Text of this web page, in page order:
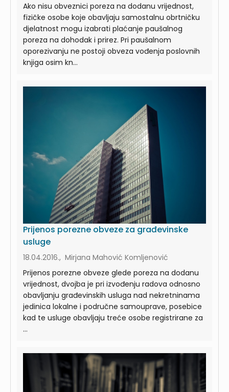
Ako nisu obveznici poreza na dodanu vrijednost,
fizičke osobe koje obavljaju samostalnu obrtničku
djelatnost mogu izabrati plaćanje paušalnog
poreza na dohodak i prirez. Pri paušalnom
oporezivanju ne postoji obveza vođenja poslovnih
knjiga osim kn...
Prijenos porezne obveze za građevinske
usluge
18.04.2016., Mirjana Mahović Komljenović
Prijenos porezne obveze glede poreza na dodanu
vrijednost, dvojba je pri izvođenju radova odnosno
obavljanju građevinskih usluga nad nekretninama
jedinica lokalne i područne samouprave, posebice
kad te usluge obavljaju treće osobe registrirane za
...